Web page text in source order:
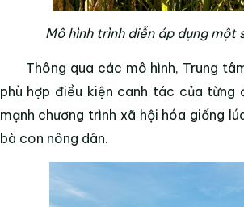
Mô hình trình diễn áp dụng một
Thông qua các mô hình, Trung
phù hợp điều kiện canh tác của
mạnh chương trình xã hội hóa giống
bà con nông dân.